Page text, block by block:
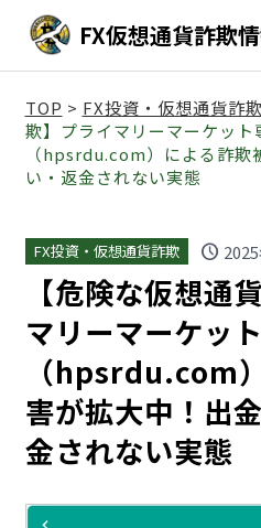
FX仮想通貨詐欺
TOP > FX投資・仮想通貨詐欺
欺】プライマリーマーケット
（hpsrdu.com）による詐欺
い・返金されない実態
FX投資・仮想通貨詐欺 schedule
【危険な仮想通
マリーマーケッ
（hpsrdu.com
害が拡大中！出
金されない実態